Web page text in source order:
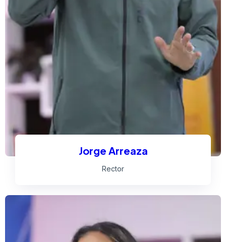
Jorge Arreaza
Rector